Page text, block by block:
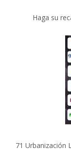
Haga su
71 Urbanización